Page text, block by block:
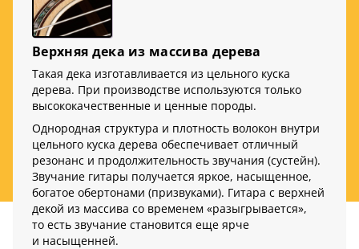
Верхняя дека из массива дерева
Такая дека изготавливается из цельного куска
дерева. При производстве используются только
высококачественные и ценные породы.
Однородная структура и плотность волокон внутри
цельного куска дерева обеспечивает отличный
резонанс и продолжительность звучания (сустейн).
Звучание гитары получается яркое, насыщенное,
богатое обертонами (призвуками). Гитара с верхней
декой из массива со временем «разыгрывается»,
то есть звучание становится еще ярче
и насыщенней.